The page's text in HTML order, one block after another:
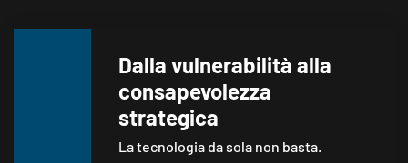
Dalla vulnerabilità alla
consapevolezza
strategica
La tecnologia da sola non basta.